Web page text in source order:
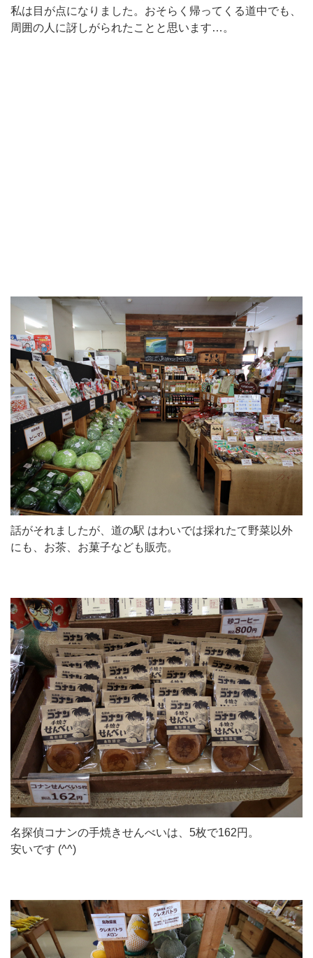
私は目が点になりました。おそらく帰ってくる道中でも、
周囲の人に訝しがられたことと思います…。
話がそれましたが、道の駅 はわいでは採れたて野菜以外
にも、お茶、お菓子なども販売。
名探偵コナンの手焼きせんべいは、5枚で162円。
安いです (^^)